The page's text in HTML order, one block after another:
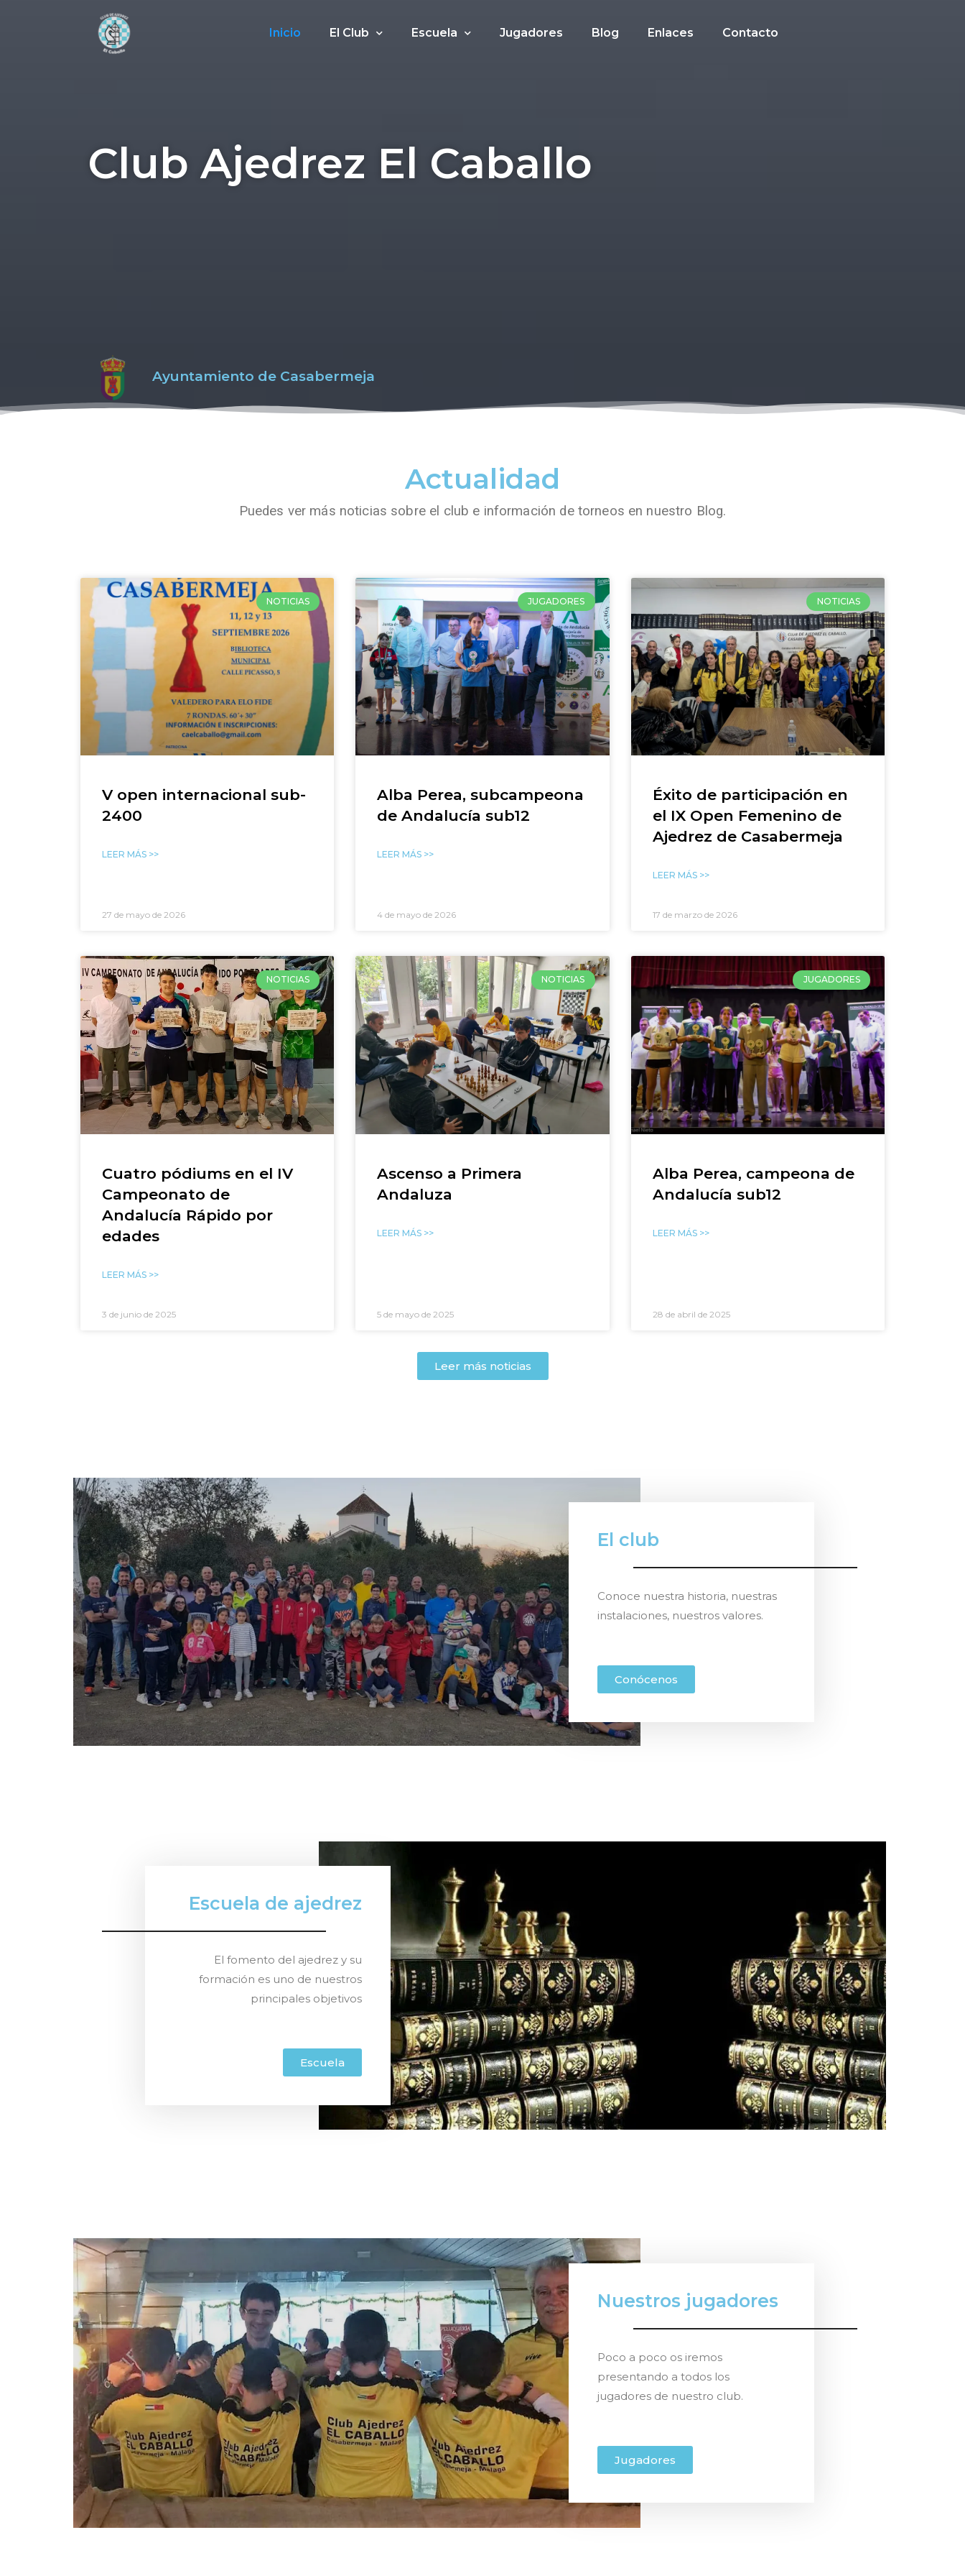
Inicio El Club Escuela Jugadores Blog Enlaces Contacto
Club Ajedrez El Caballo
Ayuntamiento de Casabermeja
Actualidad
Puedes ver más noticias sobre el club e información de torneos en nuestro Blog.
NOTICIAS
V open internacional sub-
2400
LEER MÁS >>
27 de mayo de 2026
JUGADORES
Alba Perea, subcampeona
de Andalucía sub12
LEER MÁS >>
4 de mayo de 2026
NOTICIAS
Éxito de participación en
el IX Open Femenino de
Ajedrez de Casabermeja
LEER MÁS >>
17 de marzo de 2026
NOTICIAS
Cuatro pódiums en el IV
Campeonato de
Andalucía Rápido por
edades
LEER MÁS >>
3 de junio de 2025
NOTICIAS
Ascenso a Primera
Andaluza
LEER MÁS >>
5 de mayo de 2025
JUGADORES
Alba Perea, campeona de
Andalucía sub12
LEER MÁS >>
28 de abril de 2025
Leer más noticias
El club
Conoce nuestra historia, nuestras
instalaciones, nuestros valores.
Conócenos
Escuela de ajedrez
El fomento del ajedrez y su
formación es uno de nuestros
principales objetivos
Escuela
Nuestros jugadores
Poco a poco os iremos
presentando a todos los
jugadores de nuestro club.
Jugadores